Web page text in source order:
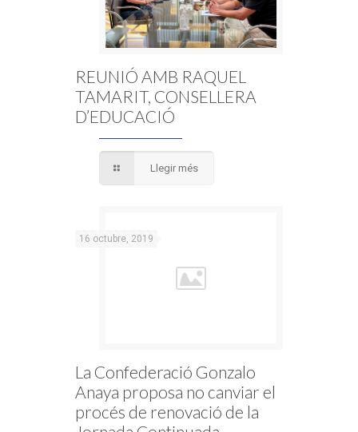
REUNIÓ AMB RAQUEL
TAMARIT, CONSELLERA
D’EDUCACIÓ
Llegir més
16 octubre, 2019
La Confederació Gonzalo
Anaya proposa no canviar el
procés de renovació de la